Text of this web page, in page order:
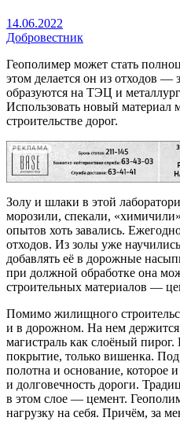
14.06.2022
Добровестник
Геополимер может стать
этом делается он из отходов —
образуются на ТЭЦ и
Использовать новый материал
строительстве дорог.
РЕКЛАМА
Золу и шлаки в этой
морозили, спекали,
опытов хоть завались.
отходов. Из золы уже
добавлять её в дорожные
при должной обработке она
строительных материалов —
Помимо жилищного
и в дорожном. На нем
магистраль как слоёный пирог.
покрытие, только вишенка.
полотна и основание, которое
и долговечность дороги.
в этом слое — цемент.
нагрузку на себя. Причём, за